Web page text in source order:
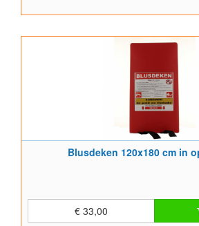
Blusdeken 120x180 cm in
€ 33,00